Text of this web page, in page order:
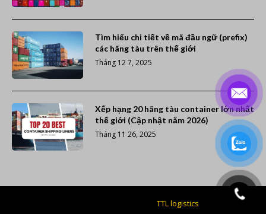
Tìm hiểu chi tiết về mã đầu ngữ (prefix)
các hãng tàu trên thế giới
Tháng 12 7, 2025
Xếp hạng 20 hãng tàu container lớn nhất
thế giới (Cập nhật năm 2026)
Tháng 11 26, 2025
TTL logistics